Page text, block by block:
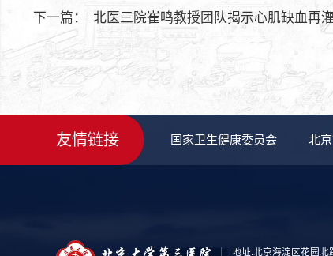
下一篇： 北医三院崔鸣教授团队揭示心肌缺血再
友情链接 国家卫生健康委员会 北
地址:北京海淀区花园北